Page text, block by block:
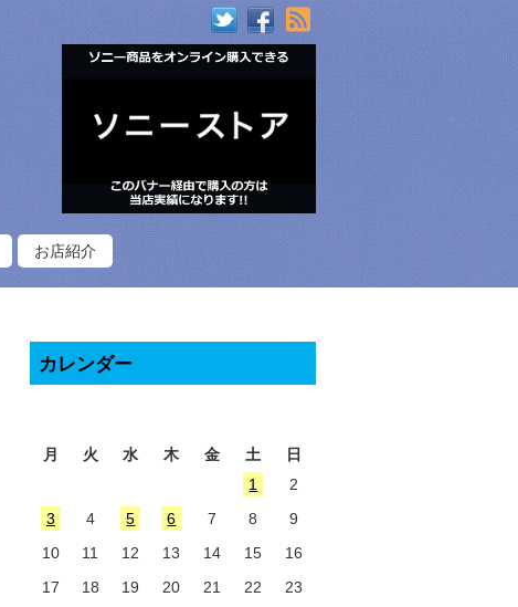
お店紹介
カレンダー
月 火 水 木 金 土
日
1
2
3
4 5 6 7 8
9
10
11 12 13 14 15
16
17
18 19 20 21 22
23